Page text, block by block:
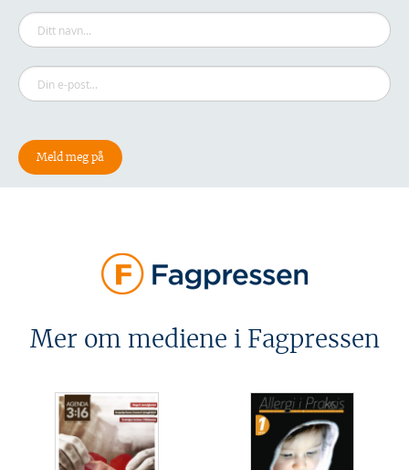
Mer om mediene i Fagpressen